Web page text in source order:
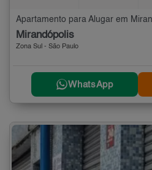
Mirandópolis
Zona Sul - São Paulo
WhatsApp